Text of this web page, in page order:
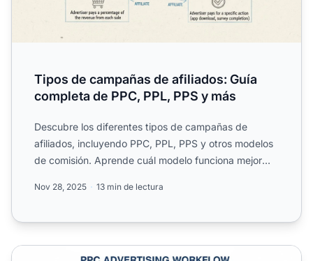
Tipos de campañas de afiliados: Guía
completa de PPC, PPL, PPS y más
Descubre los diferentes tipos de campañas de
afiliados, incluyendo PPC, PPL, PPS y otros modelos
de comisión. Aprende cuál modelo funciona mejor
Nov 28, 2025 13 min de lectura
¿Es la publicidad PPC adecuada para todos los afiliados?